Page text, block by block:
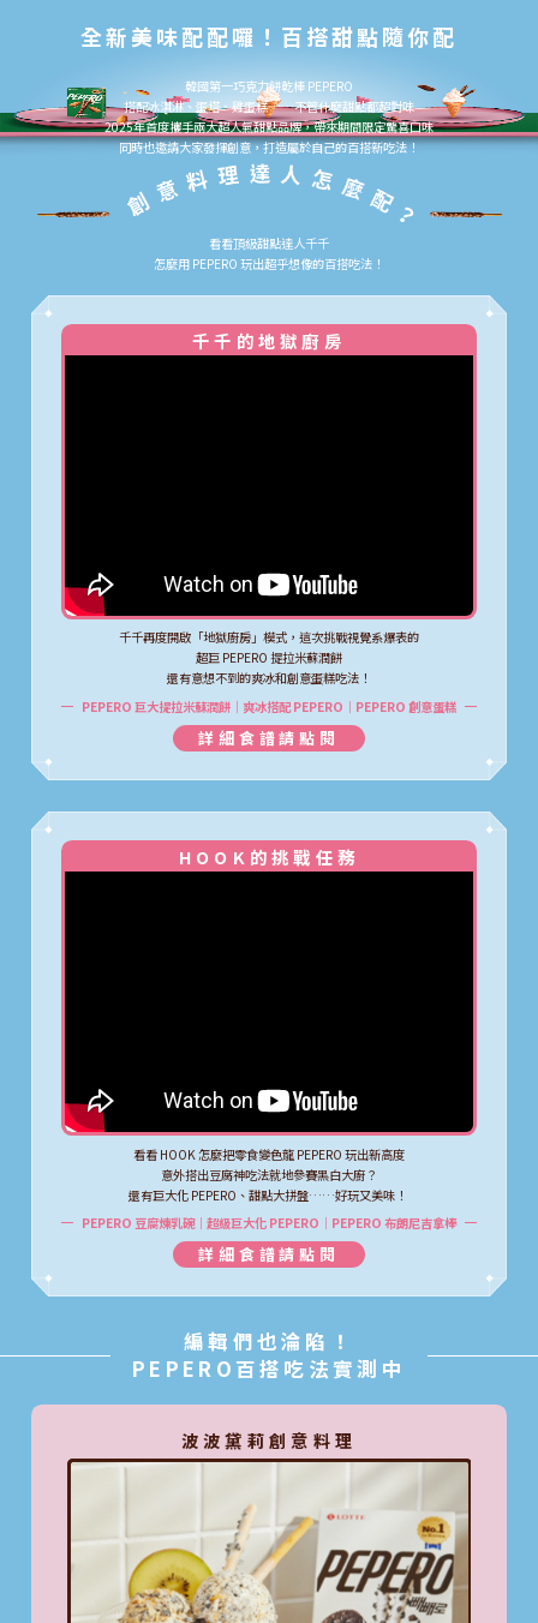
全新美味配配囉！百搭甜點隨你配
韓國第一巧克力餅乾棒 PEPERO
搭配冰淇淋、蛋塔、雞蛋糕……不管什麼甜點都超對味
2025年首度攜手兩大超人氣甜點品牌，帶來期間限定驚喜口味
同時也邀請大家發揮創意，打造屬於自己的百搭新吃法！
看看頂級甜點達人千千
怎麼用 PEPERO 玩出超乎想像的百搭吃法！
千千的地獄廚房
千千再度開啟「地獄廚房」模式，這次挑戰視覺系爆表的
超巨 PEPERO 提拉米蘇潤餅
還有意想不到的爽冰和創意蛋糕吃法！
PEPERO 巨大提拉米蘇潤餅｜爽冰搭配 PEPERO｜PEPERO 創意蛋糕
詳細食譜請點閱
HOOK的挑戰任務
看看 HOOK 怎麼把零食變色龍 PEPERO 玩出新高度
意外搭出豆腐神吃法就地參賽黑白大廚？
還有巨大化 PEPERO、甜點大拼盤……好玩又美味！
PEPERO 豆腐煉乳碗｜超級巨大化 PEPERO｜PEPERO 布朗尼吉拿棒
詳細食譜請點閱
編輯們也淪陷！
PEPERO百搭吃法實測中
波波黛莉創意料理